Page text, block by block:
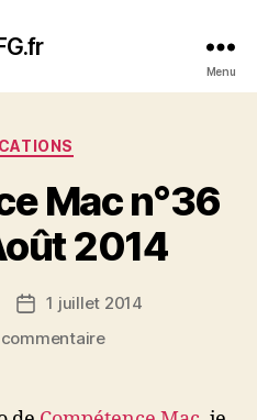
Menu
Catégories
Mac n°36
2014
Date1 juillet 2014
sur
n°36